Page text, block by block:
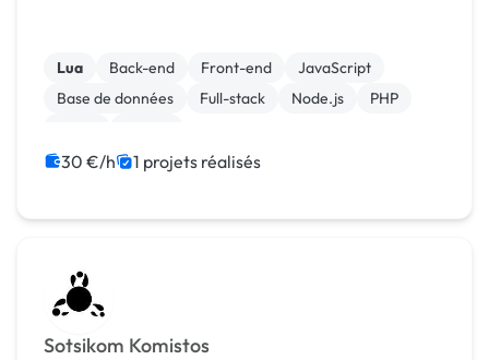
Lua Back-end Front-end
JavaScript
Base de données
Full-stack Node.js
PHP
30 €/h 1 projets réalisés
Sotsikom Komistos